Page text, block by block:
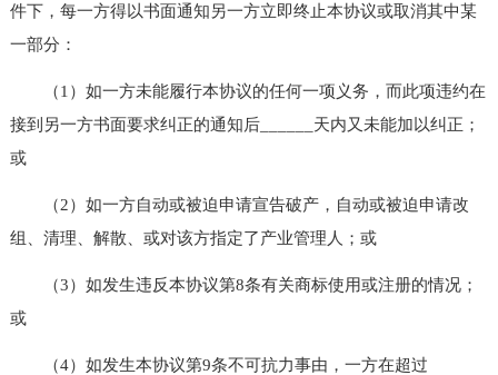
件下，每一方得以书面通知另一方立即终止本协议或取消其中某
一部分：
（1）如一方未能履行本协议的任何一项义务，而此项违约在
接到另一方书面要求纠正的通知后______天内又未能加以纠正；
或
（2）如一方自动或被迫申请宣告破产，自动或被迫申请改
组、清理、解散、或对该方指定了产业管理人；或
（3）如发生违反本协议第8条有关商标使用或注册的情况；
或
（4）如发生本协议第9条不可抗力事由，一方在超过